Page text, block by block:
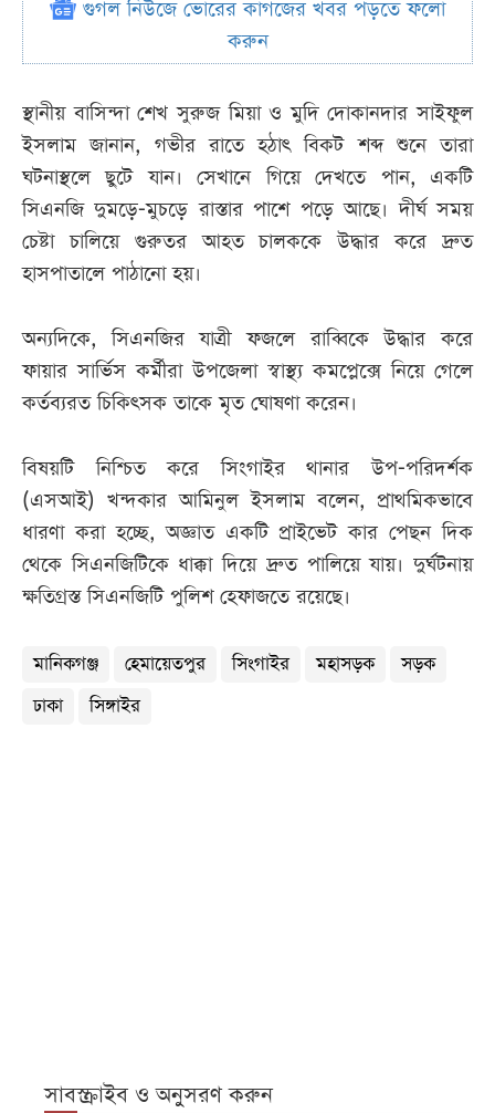
গুগল নিউজে ভোরের কাগজের খবর পড়তে ফলো
করুন
স্থানীয় বাসিন্দা শেখ সুরুজ মিয়া ও মুদি দোকানদার সাইফুল
ইসলাম জানান, গভীর রাতে হঠাৎ বিকট শব্দ শুনে তারা
ঘটনাস্থলে ছুটে যান। সেখানে গিয়ে দেখতে পান, একটি
সিএনজি দুমড়ে-মুচড়ে রাস্তার পাশে পড়ে আছে। দীর্ঘ সময়
চেষ্টা চালিয়ে গুরুতর আহত চালককে উদ্ধার করে দ্রুত
হাসপাতালে পাঠানো হয়।
অন্যদিকে, সিএনজির যাত্রী ফজলে রাব্বিকে উদ্ধার করে
ফায়ার সার্ভিস কর্মীরা উপজেলা স্বাস্থ্য কমপ্লেক্সে নিয়ে গেলে
কর্তব্যরত চিকিৎসক তাকে মৃত ঘোষণা করেন।
বিষয়টি নিশ্চিত করে সিংগাইর থানার উপ-পরিদর্শক
(এসআই) খন্দকার আমিনুল ইসলাম বলেন, প্রাথমিকভাবে
ধারণা করা হচ্ছে, অজ্ঞাত একটি প্রাইভেট কার পেছন দিক
থেকে সিএনজিটিকে ধাক্কা দিয়ে দ্রুত পালিয়ে যায়। দুর্ঘটনায়
ক্ষতিগ্রস্ত সিএনজিটি পুলিশ হেফাজতে রয়েছে।
মানিকগঞ্জ হেমায়েতপুর সিংগাইর মহাসড়ক
সড়ক
ঢাকা
সিঙ্গাইর
সাবস্ক্রাইব ও অনুসরণ করুন